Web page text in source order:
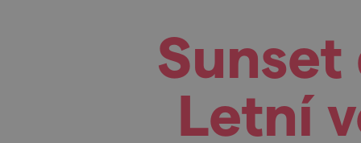
Sunset
Letní